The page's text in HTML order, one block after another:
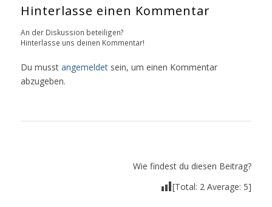
Hinterlasse einen Kommentar
An der Diskussion beteiligen?
Hinterlasse uns deinen Kommentar!
Du musst angemeldetsein, um einen Kommentar
abzugeben.
Wie findest du diesen Beitrag?
[Total: 2 Average: 5]